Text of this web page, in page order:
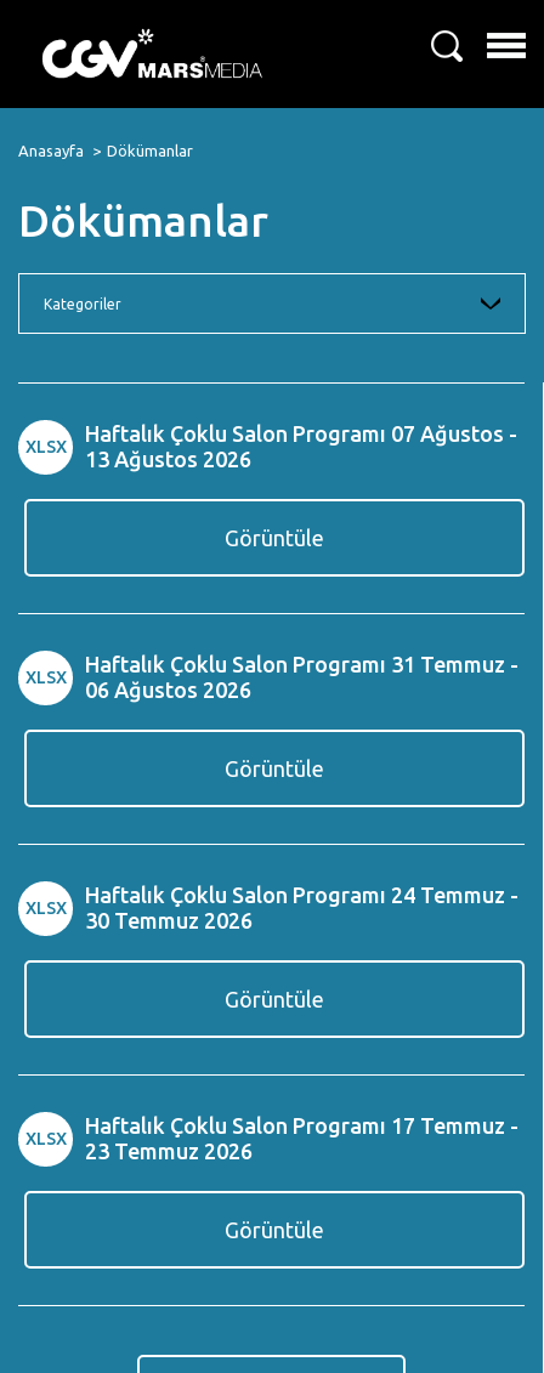
Anasayfa Dökümanlar
Dökümanlar
Kategoriler
XLSX
Haftalık Çoklu Salon Programı 07 Ağustos -
13 Ağustos 2026
Görüntüle
XLSX
Haftalık Çoklu Salon Programı 31 Temmuz -
06 Ağustos 2026
Görüntüle
XLSX
Haftalık Çoklu Salon Programı 24 Temmuz -
30 Temmuz 2026
Görüntüle
XLSX
Haftalık Çoklu Salon Programı 17 Temmuz -
23 Temmuz 2026
Görüntüle